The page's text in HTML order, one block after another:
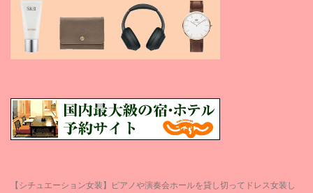
【シチュエーション女装】ピアノや演奏会ホールを貸し切ってドレス女装し